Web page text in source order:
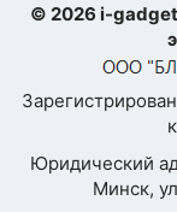
© 2026 i-
Юридический
Минск,